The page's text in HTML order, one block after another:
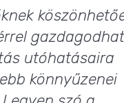
utóhatásaira
könnyűzenei